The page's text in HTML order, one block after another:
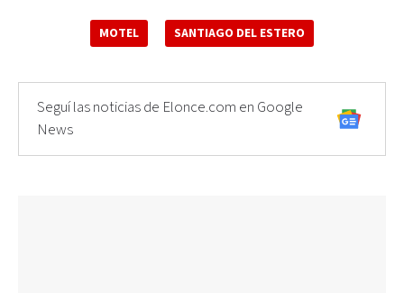
MOTEL SANTIAGO DEL ESTERO
Seguí las noticias de Elonce.com en Google
News